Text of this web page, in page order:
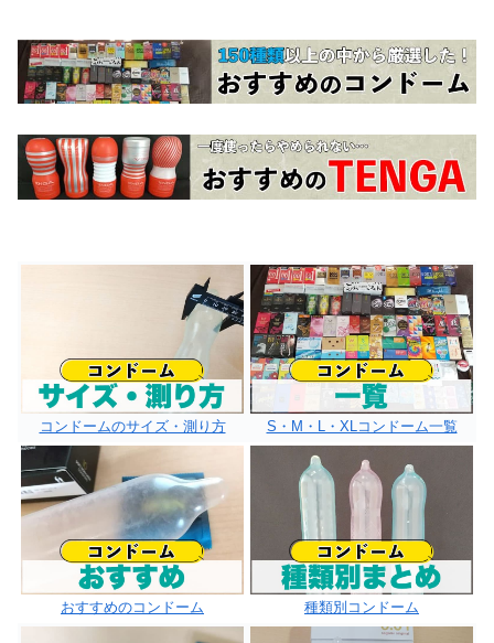
コンドームのサイズ・測り方 S・M・L・XLコンドーム一覧
おすすめのコンドーム 種類別コンドーム